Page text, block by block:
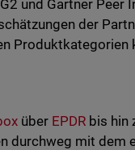
und Gartner Peer
der
Produktkategorien
über EPDRbis hin
durchweg mit dem